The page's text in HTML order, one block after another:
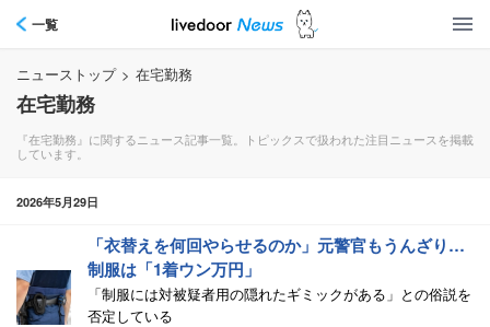
一覧
ニューストップ > 在宅勤務
在宅勤務
『在宅勤務』に関するニュース記事一覧。トピックスで扱われた注目ニュースを掲載
しています。
2026年5月29日
「衣替えを何回やらせるのか」元警官もうんざり…
制服は「1着ウン万円」
「制服には対被疑者用の隠れたギミックがある」との俗説を
否定している